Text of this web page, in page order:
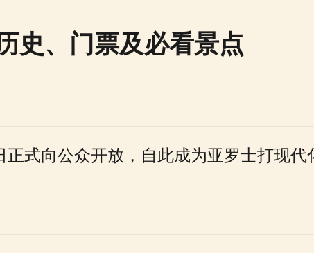
史、门票及必看景点
式向公众开放，自此成为亚罗士打现代